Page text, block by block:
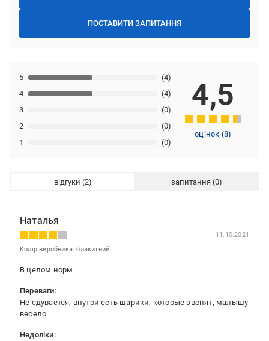
ПОСТАВИТИ ЗАПИТАННЯ
1 (0)
2 (0)
3 (0)
4 (4)
5 (4)
4,5
оцінок (8)
відгуки запитання
Наталья
11.10.2021
Колір виробника: блакитний
В целом норм
Переваги:
Не сдувается, внутри есть шарики, которые звенят, малышу
весело
Недоліки: